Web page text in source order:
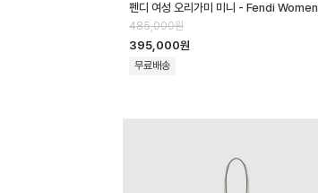
485,000원
395,000원
무료배송